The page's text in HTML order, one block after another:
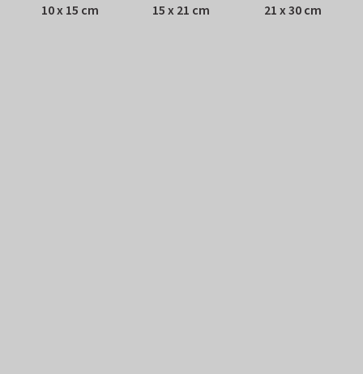
10 x 15 cm 15 x 21 cm 21 x 30 cm